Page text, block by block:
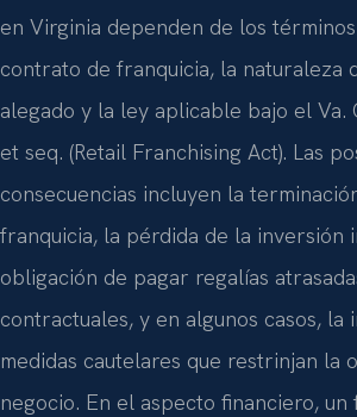
en Virginia dependen de los
contrato de franquicia, la naturaleza
alegado y la ley aplicable bajo el Va.
et seq. (Retail Franchising Act). Las
consecuencias incluyen la
franquicia, la pérdida de la inversión
obligación de pagar regalías
contractuales, y en algunos casos, la
medidas cautelares que restrinjan la
negocio. En el aspecto financiero, un